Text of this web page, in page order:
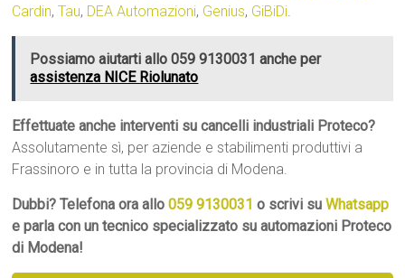
Cardin,Tau, DEA Automazioni, Genius, GiBiDi.
Possiamo aiutarti allo 059 9130031 anche per
assistenza NICE Riolunato
Effettuate anche interventi su cancelli industriali Proteco?
Assolutamente sì, per aziende e stabilimenti produttivi a
Frassinoro e in tutta la provincia di Modena.
Dubbi? Telefona ora allo059 9130031 o scrivi suWhatsapp
e parla con un tecnico specializzato su automazioni Proteco
di Modena!